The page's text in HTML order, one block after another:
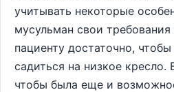
учитывать некоторые
мусульман свои
пациенту достаточно,
садиться на низкое
чтобы была еще и